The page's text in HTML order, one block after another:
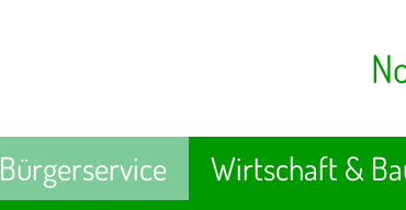
Bürgerservice Wirtschaft &